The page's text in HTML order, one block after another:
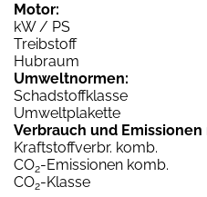
Motor:
kW / PS
Treibstoff
Hubraum
Umweltnormen:
Schadstoffklasse
Umweltplakette
Verbrauch und Emissionen
Kraftstoffverbr. komb.
CO2-Emissionen komb.
CO2-Klasse